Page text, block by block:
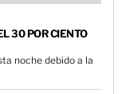
30 POR CIENTO
noche debido a la